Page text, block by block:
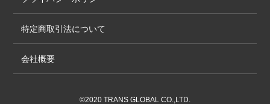
特定商取引法について
会社概要
©2020 TRANS GLOBAL CO.,LTD.